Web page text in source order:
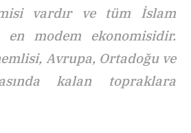
vardır ve tüm İslam
en modem ekonomisidir.
Avrupa, Ortadoğu ve
kalan topraklara